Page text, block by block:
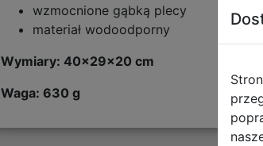
wzmocnione gąbką plecy
materiał wodoodporny
Wymiary: 40x29x20 cm
Waga: 630 g